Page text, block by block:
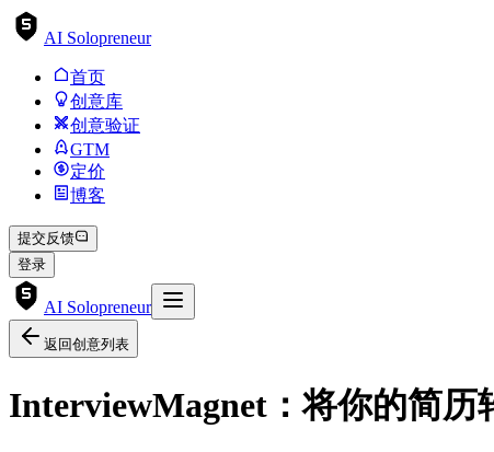
AI Solopreneur
首页
创意库
创意验证
GTM
定价
博客
提交反馈
登录
AI Solopreneur
返回创意列表
InterviewMagnet：将你的简历